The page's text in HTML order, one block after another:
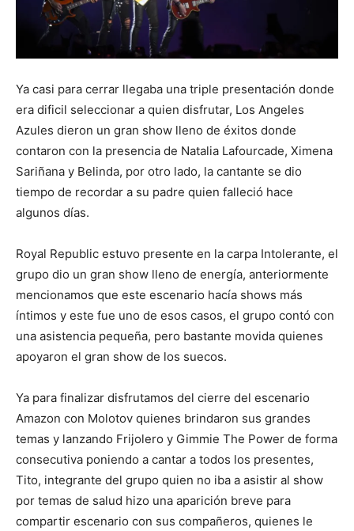
Ya casi para cerrar llegaba una triple presentación donde
era dificil seleccionar a quien disfrutar, Los Angeles
Azules dieron un gran show lleno de éxitos donde
contaron con la presencia de Natalia Lafourcade, Ximena
Sariñana y Belinda, por otro lado, la cantante se dio
tiempo de recordar a su padre quien falleció hace
algunos días.
Royal Republic estuvo presente en la carpa Intolerante, el
grupo dio un gran show lleno de energía, anteriormente
mencionamos que este escenario hacía shows más
íntimos y este fue uno de esos casos, el grupo contó con
una asistencia pequeña, pero bastante movida quienes
apoyaron el gran show de los suecos.
Ya para finalizar disfrutamos del cierre del escenario
Amazon con Molotov quienes brindaron sus grandes
temas y lanzando Frijolero y Gimmie The Power de forma
consecutiva poniendo a cantar a todos los presentes,
Tito, integrante del grupo quien no iba a asistir al show
por temas de salud hizo una aparición breve para
compartir escenario con sus compañeros, quienes le